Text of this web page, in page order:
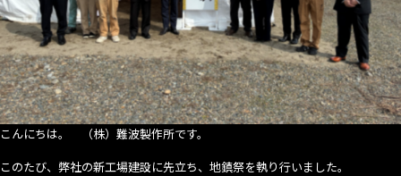
し
た
こんにちは。 （株）難波製作所です。
このたび、弊社の新工場建設に先立ち、地鎮祭を執り行いました。